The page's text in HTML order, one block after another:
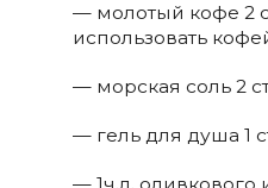
— молотый кофе 2
использовать
— морская соль 2
— гель для душа 1